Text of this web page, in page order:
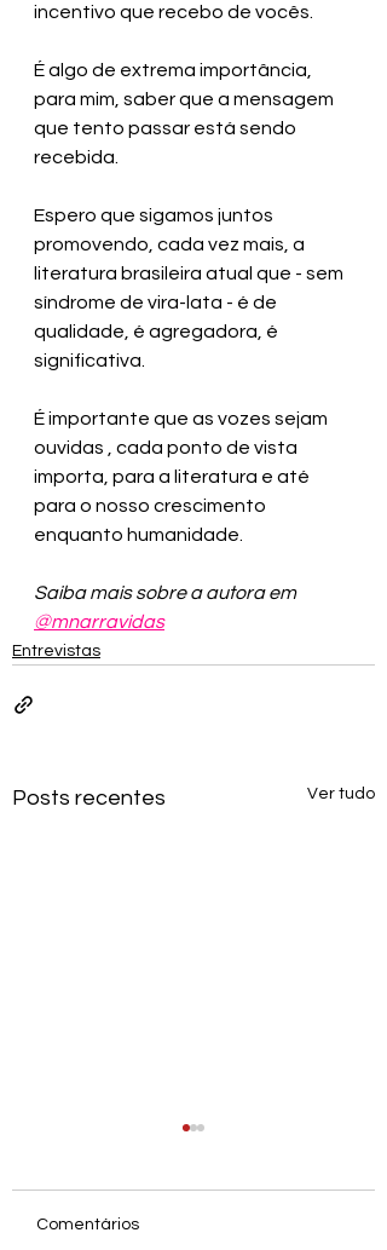
incentivo que recebo de vocês.
É algo de extrema importância,
para mim, saber que a mensagem
que tento passar está sendo
recebida.
Espero que sigamos juntos
promovendo, cada vez mais, a
literatura brasileira atual que - sem
síndrome de vira-lata - é de
qualidade, é agregadora, é
significativa.
É importante que as vozes sejam
ouvidas , cada ponto de vista
importa, para a literatura e até
para o nosso crescimento
enquanto humanidade.
Saiba mais sobre a autora em
@mnarravidas
Entrevistas
Posts recentes Ver tudo
Comentários